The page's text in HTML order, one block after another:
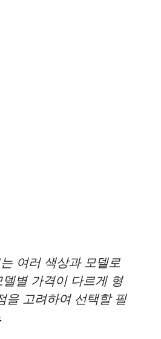
여러 색상과 모델로
별 가격이 다르게 형
을 고려하여 선택할 필